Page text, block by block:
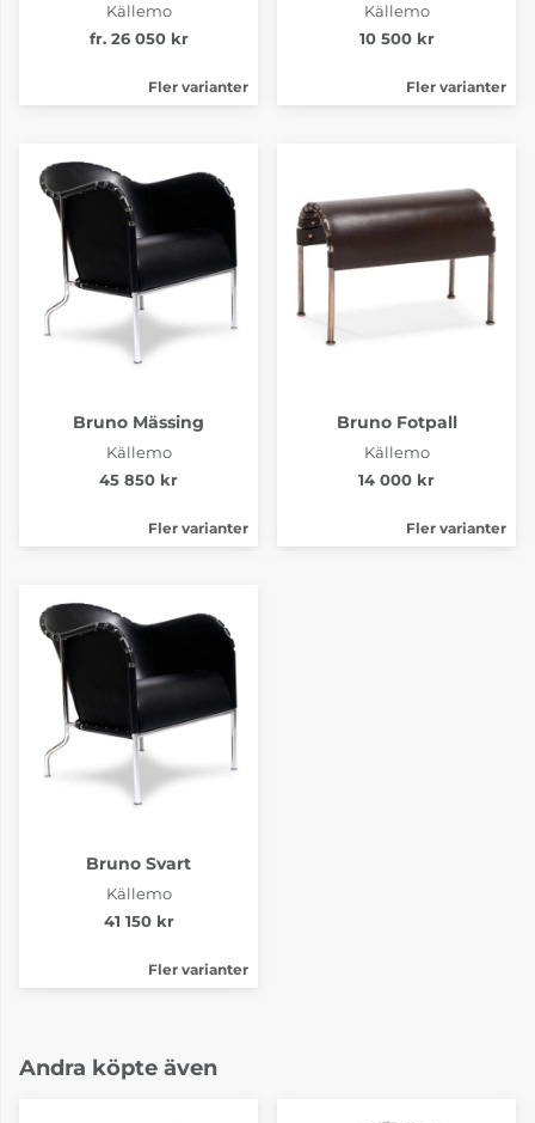
Källemo
fr. 26 050 kr
Fler varianter
Källemo
10 500 kr
Fler varianter
Bruno Mässing
Källemo
45 850 kr
Fler varianter
Bruno Fotpall
Källemo
14 000 kr
Fler varianter
Bruno Svart
Källemo
41 150 kr
Fler varianter
Andra köpte även